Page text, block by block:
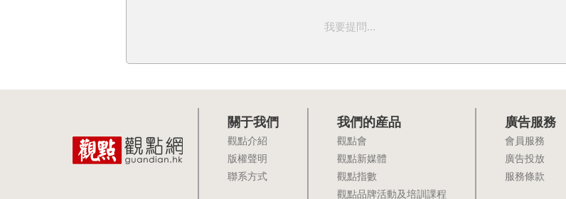
我要提問...
關于我們
觀點介紹
版權聲明
聯系方式
我們的産品
觀點會
觀點新媒體
觀點指數
觀點品牌活動及培訓課程
廣告服務
會員服務
廣告投放
服務條款